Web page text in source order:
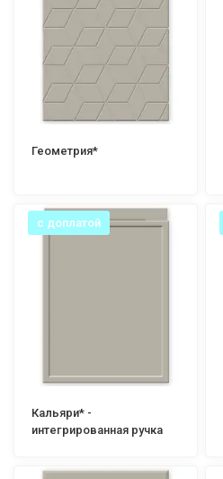
Геометрия*
с доплатой
Кальяри* -
интегрированная ручка